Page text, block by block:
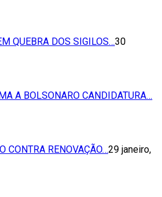
QUEBRA DOS SIGILOS…30
A BOLSONARO CANDIDATURA…
CONTRA RENOVAÇÃO…29 janeiro,